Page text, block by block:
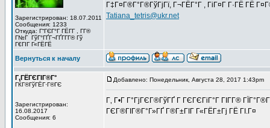
Зарегистрирован: 18.07.2011
Сообщения: 1233
Откуда: Г“ГЄГ°Г ГЁГ­Г , Г­Г®
Г№Г ГўГ°ГҐГ¬ГҐГ­Г­Г® Гў
Г€ГІГ Г«ГЁГЁ
Г‡Г¤Г®Г°Г®ГўГјГї, Г¬ГЁГ°Г , ГіГ¤Г Г·ГЁ ГЁ
Tatiana_tetris@ukr.net
Вернуться к началу
Г‚ГЁГЄГІГ®Г°
ГЌГ®ГўГЁГ·Г®ГЄ
Зарегистрирован:
16.08.2017
Сообщения: 6
Добавлено: Понедельник, Августа 28, 2017 1:43pm
Г‚ Г•Г Г°ГјГЄГ®ГўГҐ Г ГЄГЄГіГ°Г ГІГ­Г®
ГЄГ®ГІГ®Г°Г»ГҐ Г®Г±ГІГ Г«ГЁГ±Гј ГЁ ГІ.Г¤